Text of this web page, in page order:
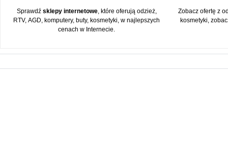
Sprawdź sklepy internetowe, które oferują odzież,
RTV, AGD, komputery, buty, kosmetyki, w najlepszych
cenach w Internecie.
Zobacz ofertę z
kosmetyki,